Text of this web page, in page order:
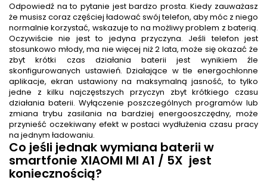
Odpowiedź na to pytanie jest bardzo prosta. Kiedy zauważasz
że musisz coraz częściej ładować swój telefon, aby móc z niego
normalnie korzystać, wskazuje to na możliwy problem z baterią.
Oczywiście nie jest to jedyna przyczyna. Jeśli telefon jest
stosunkowo młody, ma nie więcej niż 2 lata, może się okazać że
zbyt krótki czas działania baterii jest wynikiem źle
skonfigurowanych ustawień. Działające w tle energochłonne
aplikacje, ekran ustawiony na maksymalną jasność, to tylko
jedne z kilku najczęstszych przyczyn zbyt krótkiego czasu
działania baterii. Wyłączenie poszczególnych programów lub
zmiana trybu zasilania na bardziej energooszczędny, może
przynieść oczekiwany efekt w postaci wydłużenia czasu pracy
na jednym ładowaniu.
Co jeśli jednakwymiana baterii w
smartfonie XIAOMI MI A1 / 5X jest
koniecznością?